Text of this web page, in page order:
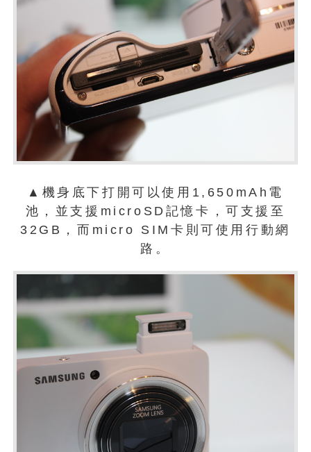
▲機身底下打開可以使用1,650mAh電
池，並支援microSD記憶卡，可支援至
32GB，而micro SIM卡則可使用行動網
路。